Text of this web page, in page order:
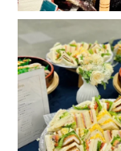
本日は東京都品川区で
グ事例をご紹介
...
5